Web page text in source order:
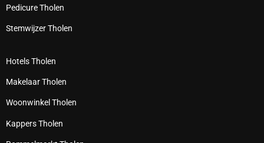
Pedicure Tholen
Stemwijzer Tholen
Hotels Tholen
Makelaar Tholen
Woonwinkel Tholen
Kappers Tholen